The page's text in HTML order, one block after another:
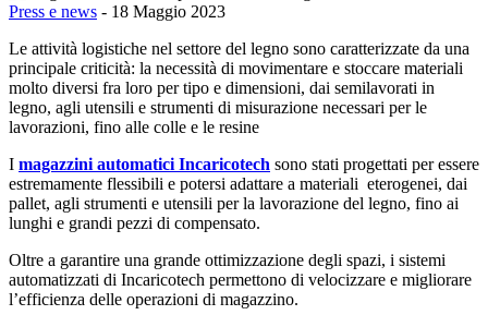
Press e news - 18 Maggio 2023
Le attività logistiche nel settore del legno sono caratterizzate da una
principale criticità: la necessità di movimentare e stoccare materiali
molto diversi fra loro per tipo e dimensioni, dai semilavorati in
legno, agli utensili e strumenti di misurazione necessari per le
lavorazioni, fino alle colle e le resine
I magazzini automatici Incaricotech sono stati progettati per essere
estremamente flessibili e potersi adattare a materiali eterogenei, dai
pallet, agli strumenti e utensili per la lavorazione del legno, fino ai
lunghi e grandi pezzi di compensato.
Oltre a garantire una grande ottimizzazione degli spazi, i sistemi
automatizzati di Incaricotech permettono di velocizzare e migliorare
l’efficienza delle operazioni di magazzino.